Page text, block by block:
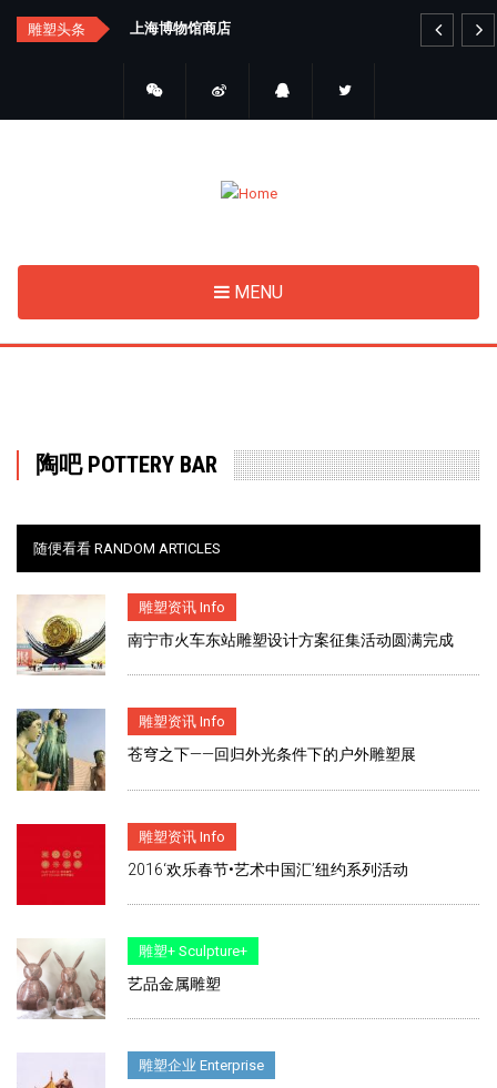
Skip
雕塑头条 上海博物馆商店
MENU
陶吧 POTTERY BAR
随便看看 RANDOM ARTICLES
雕塑资讯 Info
南宁市火车东站雕塑设计方案征集活动圆满完成
雕塑资讯 Info
苍穹之下——回归外光条件下的户外雕塑展
雕塑资讯 Info
2016‘欢乐春节•艺术中国汇’纽约系列活动
雕塑+ Sculpture+
艺品金属雕塑
雕塑企业 Enterprise